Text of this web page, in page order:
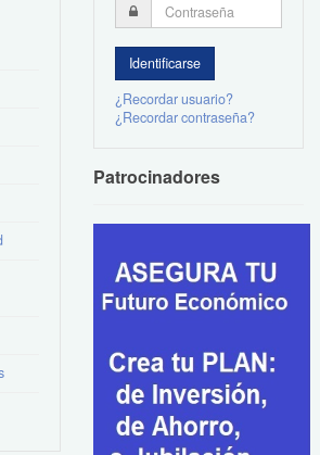
¿Recordar usuario?
¿Recordar contraseña?
Patrocinadores